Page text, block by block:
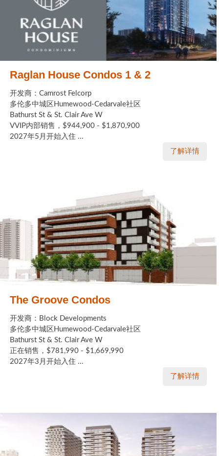
Raglan House Condos 1 & 2
开发商：Camrost Felcorp
多伦多中城区Humewood-Cedarvale社区
Bathurst St & St. Clair Ave W
VVIP内部销售，$944,900 - $1,870,900
2027年5月开始入住 ...
了解详情
The Groove Condos
开发商：Block Developments
多伦多中城区Humewood-Cedarvale社区
Bathurst St & St. Clair Ave W
正在销售，$781,990 - $1,669,990
2027年3月开始入住 ...
了解详情